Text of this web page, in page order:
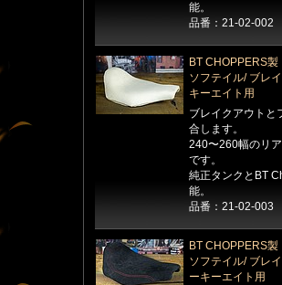
能。
品番：21-02-002
BT CHOPPERS
ソフテイル/ ブレ
キーエイト用
ブレイクアウトと
合します。
240〜260幅のリ
です。
純正タンクとBT
能。
品番：21-02-003
BT CHOPPERS
ソフテイル/ ブレ
ーキーエイト用